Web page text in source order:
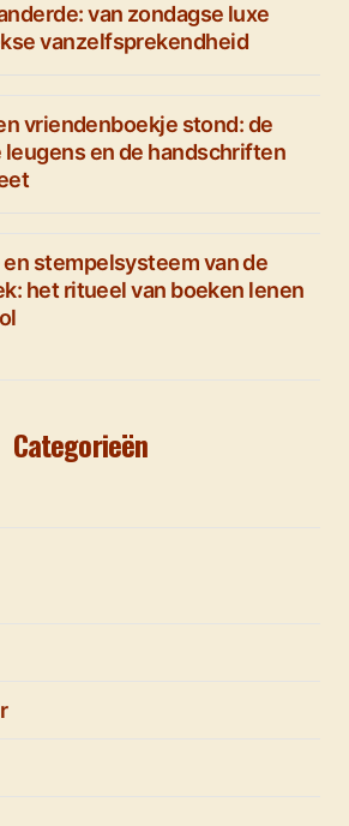
van zondagse luxe
vanzelfsprekendheid
vriendenboekje stond: de
leugens en de handschriften
stempelsysteem van de
het ritueel van boeken lenen
Categorieën